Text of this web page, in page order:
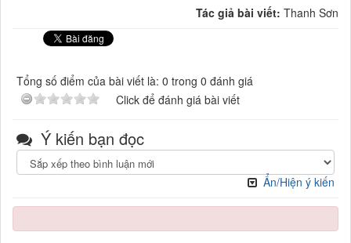
Tác giả bài viết: Thanh Sơn
Tổng số điểm của bài viết là: 0 trong 0 đánh giá
Click để đánh giá bài viết
Ý kiến bạn đọc
Ẩn/Hiện ý kiến